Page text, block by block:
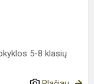
5-8 klasių